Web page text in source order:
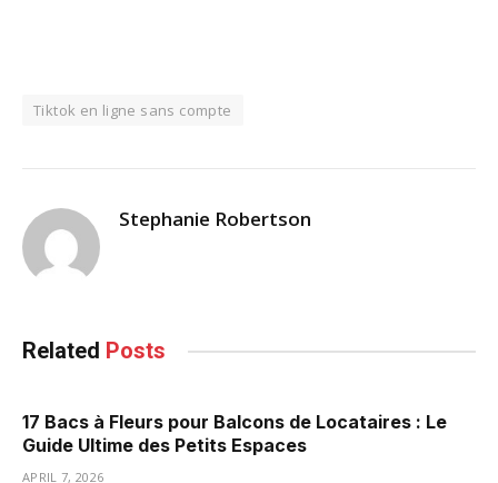
Tiktok en ligne sans compte
Stephanie Robertson
Related Posts
17 Bacs à Fleurs pour Balcons de Locataires : Le
Guide Ultime des Petits Espaces
APRIL 7, 2026